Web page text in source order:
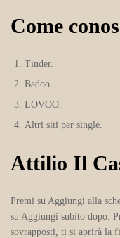
Come
Tinder.
Badoo.
LOVOO.
Altri siti per single.
Attilio Il
Premi su Aggiungi alla
su Aggiungi subito dopo.
sovrapposti, ti si aprirà la